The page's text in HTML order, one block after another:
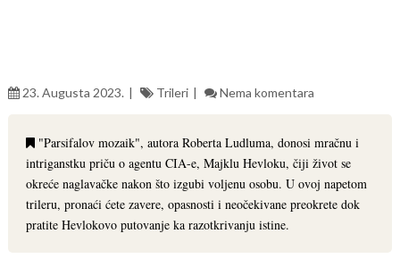
23. Augusta 2023. Trileri Nema komentara
"Parsifalov mozaik", autora Roberta Ludluma, donosi mračnu i
intriganstku priču o agentu CIA-e, Majklu Hevloku, čiji život se
okreće naglavačke nakon što izgubi voljenu osobu. U ovoj napetom
trileru, pronaći ćete zavere, opasnosti i neočekivane preokrete dok
pratite Hevlokovo putovanje ka razotkrivanju istine.